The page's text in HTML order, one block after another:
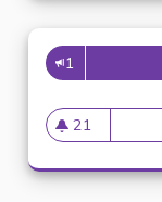
1
21
21 abonnés